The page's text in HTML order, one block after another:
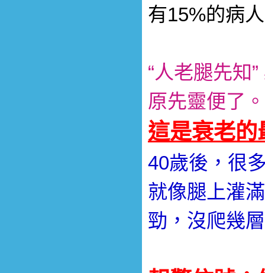
有15%的病
“人老腿先知
原先靈便了。
這是衰老的
40歲後，很
就像腿上灌
勁，沒爬幾